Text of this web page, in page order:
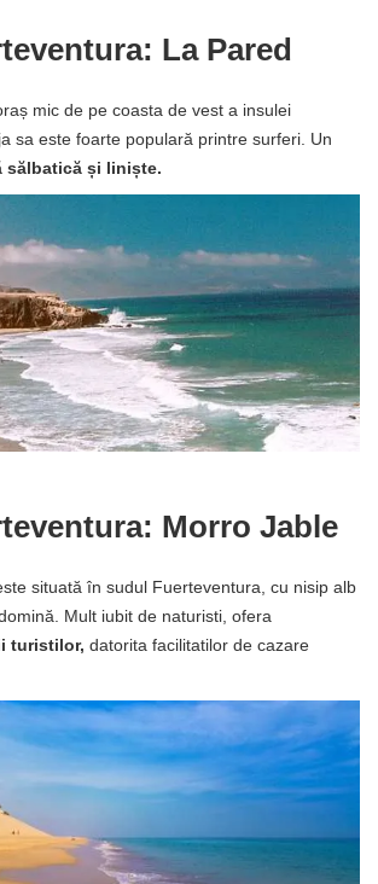
La Pared
mic de pe coasta de vest a insulei
sa este foarte populară printre surferi. Un
sălbatică și liniște.
Morro Jable
situată în sudul Fuerteventura, cu nisip alb
Mult iubit de naturisti, ofera
turistilor, datorita facilitatilor de cazare